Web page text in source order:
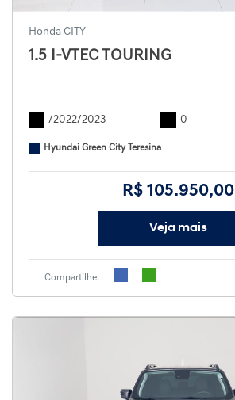
Honda CITY
1.5 I-VTEC TOURING
/2022/2023 0
Hyundai Green City Teresina
R$ 105.950,00
Veja mais
Compartilhe: